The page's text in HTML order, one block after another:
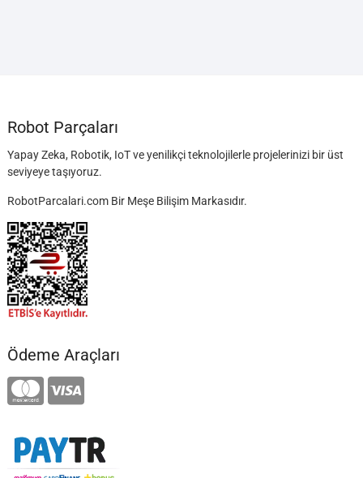
Robot Parçaları
Yapay Zeka, Robotik, IoT ve yenilikçi teknolojilerle projelerinizi bir üst
seviyeye taşıyoruz.
RobotParcalari.com Bir Meşe Bilişim Markasıdır.
Ödeme Araçları